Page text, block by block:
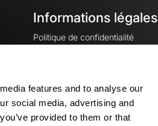
features and to analyse our
social media, advertising and
provided to them or that
Informations légales
Politique de confidentialité
Mentions légales
Paramètres des cookies